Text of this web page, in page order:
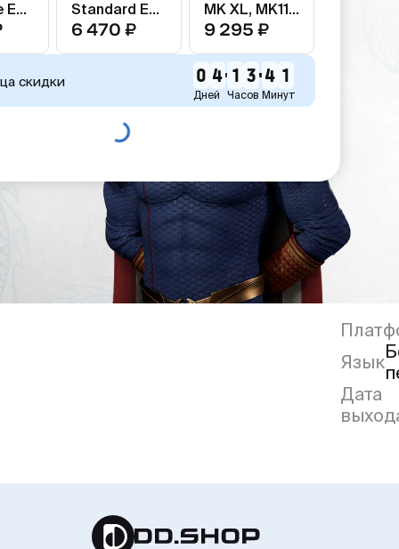
Definitive Edition Standard Edition
6 470 ₽
MK XL, MK11, MK1
9 295 ₽
скидки 0 4
Дней
1 3
Часов
4 1
Минут
Язык
Дата